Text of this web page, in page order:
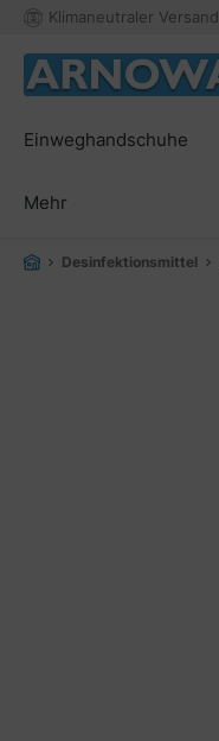
Zur
Klimaneutraler Versand
Einweghandschuhe
Mehr
Desinfektionsmittel